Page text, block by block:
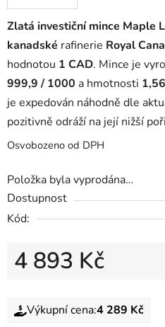
Zlatá investiční mince Maple
kanadské rafinerie Royal
hodnotou 1 CAD. Mince je
999,9 / 1000 a hmotnosti
je expedován náhodně dle
pozitivně odráží na její nižší
Osvobozeno od DPH
Položka byla vyprodána…
Dostupnost
Kód:
4 893 Kč
Výkupní cena:4 289 Kč